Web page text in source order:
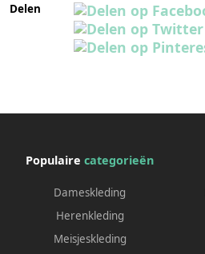
Delen
Populaire categorieën
Dameskleding
Herenkleding
Meisjeskleding